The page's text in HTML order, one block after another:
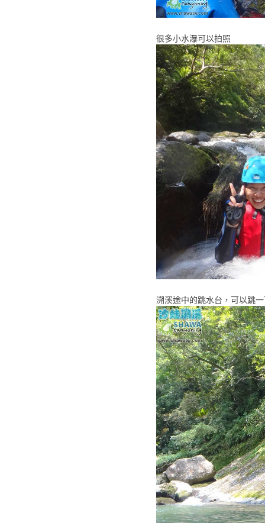
很多小水瀑可以拍照
溯溪途中的跳水台，可以跳